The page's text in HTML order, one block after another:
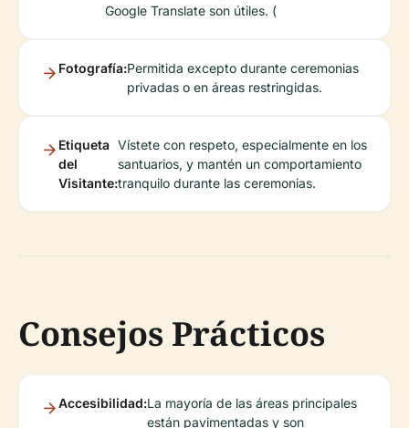
Google Translate son útiles. (
Fotografía:Permitida excepto durante ceremonias
privadas o en áreas restringidas.
Etiqueta
del
Visitante:
Vístete con respeto, especialmente en los
santuarios, y mantén un comportamiento
tranquilo durante las ceremonias.
Consejos Prácticos
Accesibilidad:La mayoría de las áreas principales
están pavimentadas y son